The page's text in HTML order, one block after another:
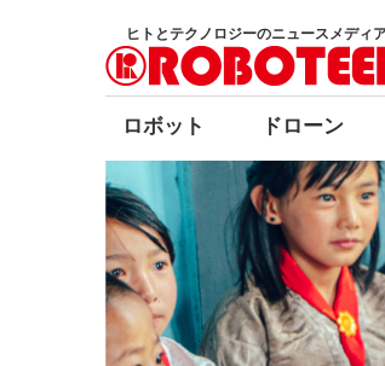
ン
テ
ツ
へ
ス
キ
ッ
プ
ヒトとテクノロジーのニュースメディ
ロボット ドローン